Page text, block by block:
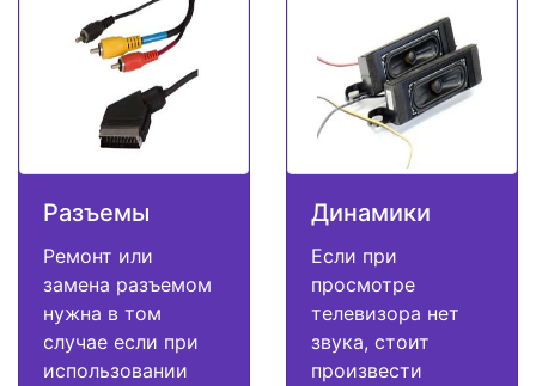
Разъемы
Ремонт или
замена разъемом
нужна в том
случае если при
использовании
Динамики
Если при
просмотре
телевизора нет
звука, стоит
произвести